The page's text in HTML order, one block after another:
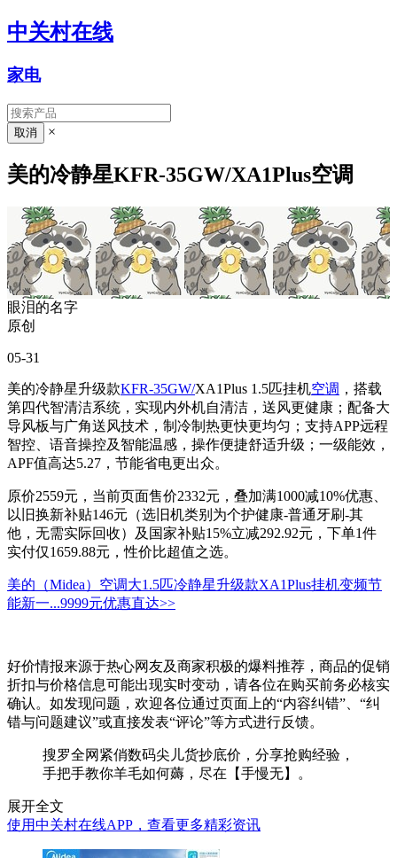
中关村在线
家电
×
美的冷静星KFR-35GW/XA1Plus空调
眼泪的名字
原创
05-31
美的冷静星升级款KFR-35GW/XA1Plus 1.5匹挂机空调 ，搭载
第四代智清洁系统，实现内外机自清洁，送风更健康；配备大
导风板与广角送风技术，制冷制热更快更均匀；支持APP远程
智控、语音操控及智能温感，操作便捷舒适升级；一级能效，
APF值高达5.27，节能省电更出众。
原价2559元，当前页面售价2332元，叠加满1000减10%优惠、
以旧换新补贴146元（选旧机类别为个护健康-普通牙刷-其
他，无需实际回收）及国家补贴15%立减292.92元，下单1件
实付仅1659.88元，性价比超值之选。
美的（Midea）空调大1.5匹冷静星升级款XA1Plus挂机变频节
能新一...9999元优惠直达>>
好价情报来源于热心网友及商家积极的爆料推荐，商品的促销
折扣与价格信息可能出现实时变动，请各位在购买前务必核实
确认。如发现问题，欢迎各位通过页面上的“内容纠错”、“纠
错与问题建议”或直接发表“评论”等方式进行反馈。
搜罗全网紧俏数码尖儿货抄底价，分享抢购经验，
手把手教你羊毛如何薅，尽在【手慢无】。
展开全文
使用中关村在线APP，查看更多精彩资讯